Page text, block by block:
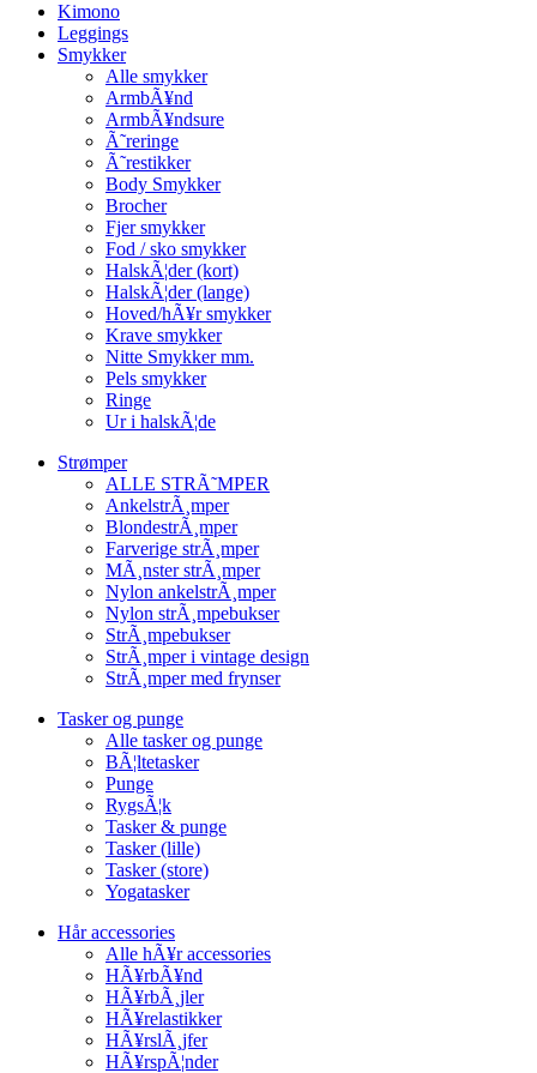
Kimono
Leggings
Smykker
Alle smykker
ArmbÃ¥nd
ArmbÃ¥ndsure
Ã˜reringe
Ã˜restikker
Body Smykker
Brocher
Fjer smykker
Fod / sko smykker
HalskÃ¦der (kort)
HalskÃ¦der (lange)
Hoved/hÃ¥r smykker
Krave smykker
Nitte Smykker mm.
Pels smykker
Ringe
Ur i halskÃ¦de
Strømper
ALLE STRÃ˜MPER
AnkelstrÃ¸mper
BlondestrÃ¸mper
Farverige strÃ¸mper
MÃ¸nster strÃ¸mper
Nylon ankelstrÃ¸mper
Nylon strÃ¸mpebukser
StrÃ¸mpebukser
StrÃ¸mper i vintage design
StrÃ¸mper med frynser
Tasker og punge
Alle tasker og punge
BÃ¦ltetasker
Punge
RygsÃ¦k
Tasker & punge
Tasker (lille)
Tasker (store)
Yogatasker
Hår accessories
Alle hÃ¥r accessories
HÃ¥rbÃ¥nd
HÃ¥rbÃ¸jler
HÃ¥relastikker
HÃ¥rslÃ¸jfer
HÃ¥rspÃ¦nder